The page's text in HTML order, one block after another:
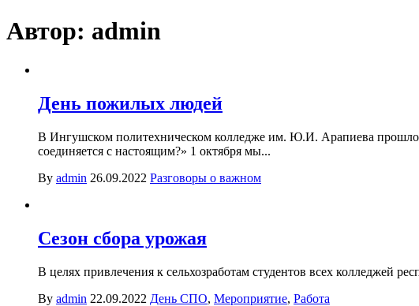
Автор: admin
День пожилых людей
В Ингушском политехническом колледже им. Ю.И. Арапиева прошло
соединяется с настоящим?» 1 октября мы...
By admin 26.09.2022 Разговоры о важном
Сезон сбора урожая
В целях привлечения к сельхозработам студентов всех колледжей
By admin 22.09.2022 День СПО, Мероприятие, Работа